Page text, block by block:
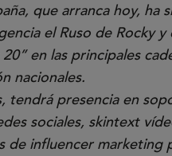
que arranca hoy, ha
el Ruso de Rocky
en las principales
nacionales.
tendrá presencia en
sociales, skintext
de influencer marketing